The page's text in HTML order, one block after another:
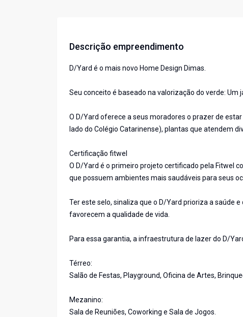
Descrição empreendimento
D/Yard é o mais novo Home Design Dimas.
Seu conceito é baseado na valorização do verde: Um
O D/Yard oferece a seus moradores o prazer de
lado do Colégio Catarinense), plantas que atendem
Certificação fitwel
O D/Yard é o primeiro projeto certificado pela Fitwel
que possuem ambientes mais saudáveis para seus
Ter este selo, sinaliza que o D/Yard prioriza a saúde
favorecem a qualidade de vida.
Para essa garantia, a infraestrutura de lazer do D/
Térreo:
Salão de Festas, Playground, Oficina de Artes,
Mezanino:
Sala de Reuniões, Coworking e Sala de Jogos.